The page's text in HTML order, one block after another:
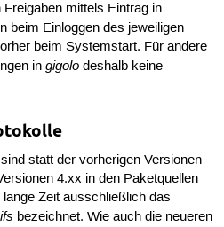
mittels Eintrag in
beim Einloggen des jeweiligen
beim Systemstart. Für andere
in gigolodeshalb keine
statt der vorherigen Versionen
4.xx in den Paketquellen
Zeit ausschließlich das
bezeichnet. Wie auch die neueren